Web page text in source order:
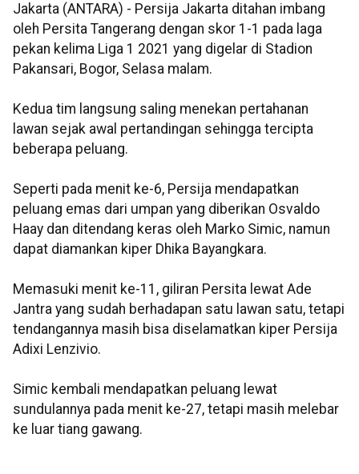
Jakarta (ANTARA) - Persija Jakarta ditahan imbang
oleh Persita Tangerang dengan skor 1-1 pada laga
pekan kelima Liga 1 2021 yang digelar di Stadion
Pakansari, Bogor, Selasa malam.
Kedua tim langsung saling menekan pertahanan
lawan sejak awal pertandingan sehingga tercipta
beberapa peluang.
Seperti pada menit ke-6, Persija mendapatkan
peluang emas dari umpan yang diberikan Osvaldo
Haay dan ditendang keras oleh Marko Simic, namun
dapat diamankan kiper Dhika Bayangkara.
Memasuki menit ke-11, giliran Persita lewat Ade
Jantra yang sudah berhadapan satu lawan satu, tetapi
tendangannya masih bisa diselamatkan kiper Persija
Adixi Lenzivio.
Simic kembali mendapatkan peluang lewat
sundulannya pada menit ke-27, tetapi masih melebar
ke luar tiang gawang.